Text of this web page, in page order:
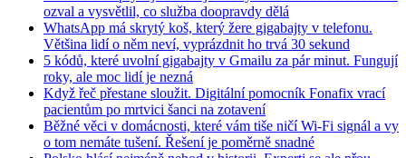
ozval a vysvětlil, co služba doopravdy dělá
WhatsApp má skrytý koš, který žere gigabajty v telefonu.
Většina lidí o něm neví, vyprázdnit ho trvá 30 sekund
5 kódů, které uvolní gigabajty v Gmailu za pár minut. Fungují
roky, ale moc lidí je nezná
Když řeč přestane sloužit. Digitální pomocník Fonafix vrací
pacientům po mrtvici šanci na zotavení
Běžné věci v domácnosti, které vám tiše ničí Wi-Fi signál a vy
o tom nemáte tušení. Řešení je poměrně snadné